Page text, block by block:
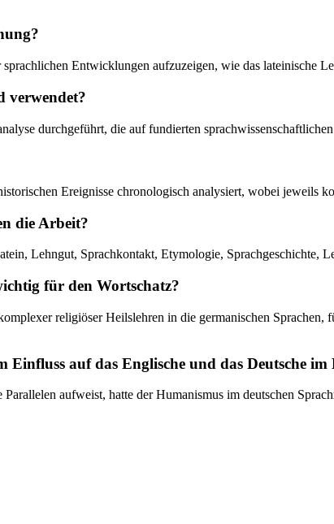
Entwicklungen aufzuzeigen, wie das lateinische
verwendet?
durchgeführt, die auf fundierten
Ereignisse chronologisch analysiert, wobei jeweils
die Arbeit?
Lehngut, Sprachkontakt, Etymologie, Sprachgeschichte,
für den Wortschatz?
religiöser Heilslehren in die germanischen
Einfluss auf das Englische und das Deutsche
aufweist, hatte der Humanismus im deutschen